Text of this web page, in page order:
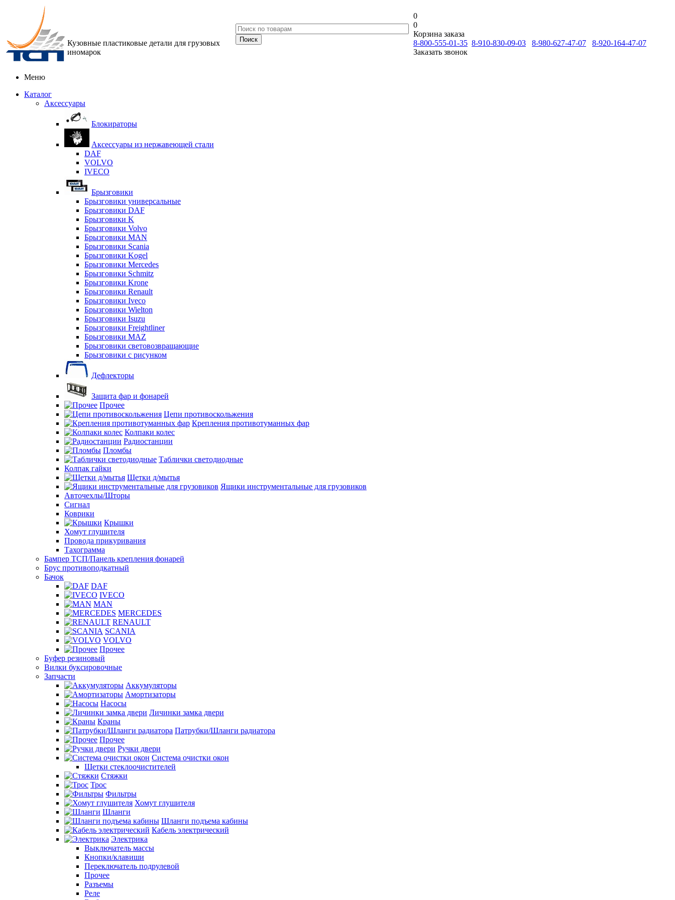
Кузовные пластиковые детали для грузовых
иномарок
0
0
Корзина заказа
8-800-555-01-35 8-910-830-09-03 8-980-627-47-07
8-920-164-47-07
Заказать звонок
Меню
Каталог
Аксессуары
Блокираторы
Аксессуары из нержавеющей стали
DAF
VOLVO
IVECO
Брызговики
Брызговики универсальные
Брызговики DAF
Брызговики K
Брызговики Volvo
Брызговики MAN
Брызговики Scania
Брызговики Kogel
Брызговики Mercedes
Брызговики Schmitz
Брызговики Krone
Брызговики Renault
Брызговики Iveco
Брызговики Wielton
Брызговики Isuzu
Брызговики Freightliner
Брызговики MAZ
Брызговики световозвращающие
Брызговики с рисунком
Дефлекторы
Защита фар и фонарей
Прочее
Цепи противоскольжения
Крепления противотуманных фар
Колпаки колес
Радиостанции
Пломбы
Таблички светодиодные
Колпак гайки
Щетки д/мытья
Ящики инструментальные для грузовиков
Авточехлы/Шторы
Сигнал
Коврики
Крышки
Хомут глушителя
Провода прикуривания
Тахограмма
Бампер ТСП/Панель крепления фонарей
Брус противоподкатный
Бачок
DAF
IVECO
MAN
MERCEDES
RENAULT
SCANIA
VOLVO
Прочее
Буфер резиновый
Вилки буксировочные
Запчасти
Аккумуляторы
Амортизаторы
Насосы
Личинки замка двери
Краны
Патрубки/Шланги радиатора
Прочее
Ручки двери
Система очистки окон
Щетки стеклоочистителей
Стяжки
Трос
Фильтры
Хомут глушителя
Шланги
Шланги подъема кабины
Кабель электрический
Электрика
Выключатель массы
Кнопки/клавиши
Переключатель подрулевой
Прочее
Разъемы
Реле